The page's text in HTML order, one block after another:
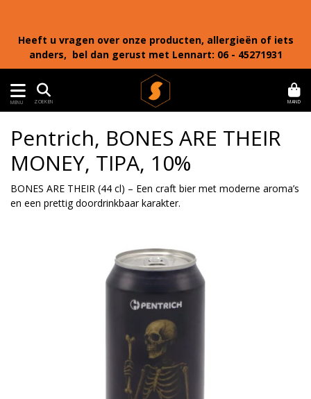
Heeft u vragen over onze producten, allergieën of iets
anders, bel dan gerust met Lennart: 06 - 45271931
MENU ZOEKEN MAND
Pentrich, BONES ARE THEIR
MONEY, TIPA, 10%
BONES ARE THEIR (44 cl) – Een craft bier met moderne aroma’s
en een prettig doordrinkbaar karakter.